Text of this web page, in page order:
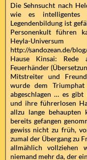
Die Sehnsucht nach
wie es
Legendenbildung ist
Personenkult führen
Heyla-
http://sandozean.de/
Hause Kinsai: Rede
Feuerhänder
Mitstreiter und
wurde dem
abgeschlagen … es
und ihre führerlosen
allzu lange behaupten
bereits gefangen
gewiss nicht zu früh,
zumal der Übergang zu
allmählich vollziehen
niemand mehr da, der